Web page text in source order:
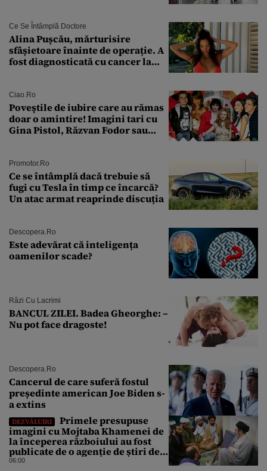
București. Pe ce dată ninge
Ce Se Întâmplă Doctore
Alina Pușcău, mărturisire
sfâșietoare înainte de operație. A
fost diagnosticată cu cancer la
îmi salvez viața”
Ciao.ro
Poveştile de iubire care au rămas
doar o amintire! Imagini tari cu
Gina Pistol, Răzvan Fodor sau
Promotor.ro
Ce se întâmplă dacă trebuie să
fugi cu Tesla în timp ce încarcă?
Un atac armat reaprinde discuția
Descopera.ro
Este adevărat că inteligența
oamenilor scade?
Râzi Cu Lacrimi
BANCUL ZILEI. Badea Gheorghe: –
Nu pot face dragoste!
Descopera.ro
Cancerul de care suferă fostul
președinte american Joe Biden s-
a extins
DEZVĂLUIRI
Primele presupuse
imagini cu Mojtaba Khamenei de
la începerea războiului au fost
publicate de o agenție de știri de
stat din Iran
06:00